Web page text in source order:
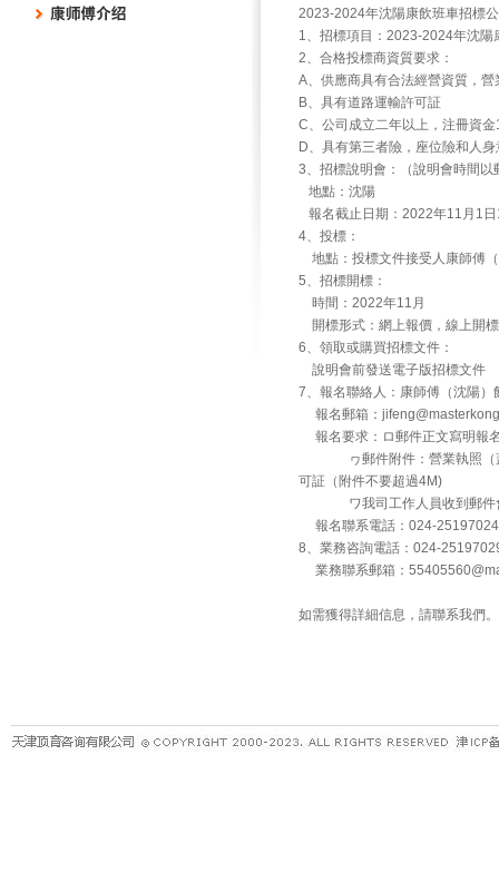
2023-2024年沈陽康飲班車招標
1、招標項目：2023-2024年沈陽
2、合格投標商資質要求：
A、供應商具有合法經營資質，
B、具有道路運輸許可証
C、公司成立二年以上，注冊資
D、具有第三者險，座位險和人
3、招標說明會：（說明會時間以
地點：沈陽
報名截止日期：2022年11月1
4、投標：
地點：投標文件接受人康師傅
5、招標開標：
時間：2022年11月
開標形式：網上報價，線上開標
6、領取或購買招標文件：
說明會前發送電子版招標文件
7、報名聯絡人：康師傅（沈陽）
報名郵箱：
報名要求：ロ郵件正文寫明報
ヮ郵件附件：營業執照（蓋公
可証（附件不要超過4M)
ワ我司工作人員收到郵件會
報名聯系電話：024-25197024
8、業務咨詢電話：024-
業務聯系郵箱：
如需獲得詳細信息，請聯系我們。